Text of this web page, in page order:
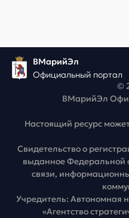
ВМарийЭл
Официальный портал
©
ВМарийЭл
Настоящий ресурс
Свидетельство о
выданное Федеральной
связи,
Учредитель: Автономная
«Агентство